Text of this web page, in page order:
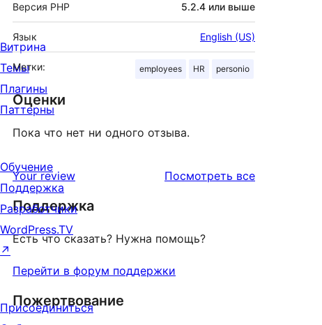
Версия PHP 5.2.4 или выше
Язык English (US)
Метки: employees HR personio
Оценки
Пока что нет ни одного отзыва.
Your review Посмотреть всеотзывы
Поддержка
Есть что сказать? Нужна помощь?
Перейти в форум поддержки
Пожертвование
Витрина
Темы
Плагины
Паттерны
Обучение
Поддержка
Разработчики
WordPress.TV
↗
Присоединиться